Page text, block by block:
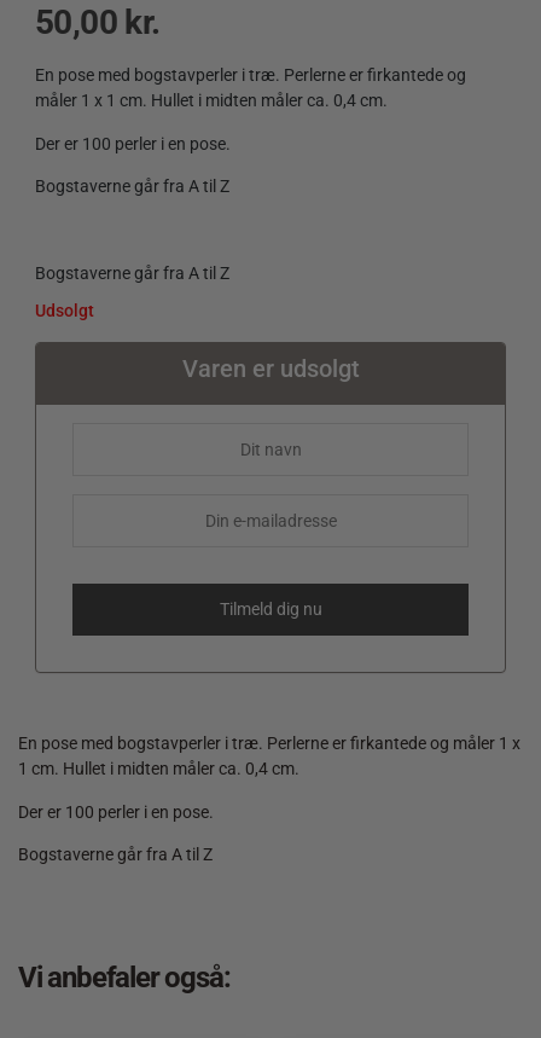
50,00 kr.
En pose med bogstavperler i træ. Perlerne er firkantede og
måler 1 x 1 cm. Hullet i midten måler ca. 0,4 cm.
Der er 100 perler i en pose.
Bogstaverne går fra A til Z
Bogstaverne går fra A til Z
Udsolgt
Varen er udsolgt
En pose med bogstavperler i træ. Perlerne er firkantede og måler 1 x
1 cm. Hullet i midten måler ca. 0,4 cm.
Der er 100 perler i en pose.
Bogstaverne går fra A til Z
Vi anbefaler også: